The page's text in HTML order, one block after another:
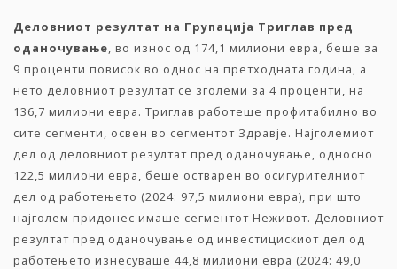
Деловниот резултат на Групација Триглав пред
оданочување, во износ од 174,1 милиони евра, беше за
9 проценти повисок во однос на претходната година, а
нето деловниот резултат се зголеми за 4 проценти, на
136,7 милиони евра. Триглав работеше профитабилно во
сите сегменти, освен во сегментот Здравје. Најголемиот
дел од деловниот резултат пред оданочување, односно
122,5 милиони евра, беше остварен во осигурителниот
дел од работењето (2024: 97,5 милиони евра), при што
најголем придонес имаше сегментот Неживот. Деловниот
резултат пред оданочување од инвестицискиот дел од
работењето изнесуваше 44,8 милиони евра (2024: 49,0